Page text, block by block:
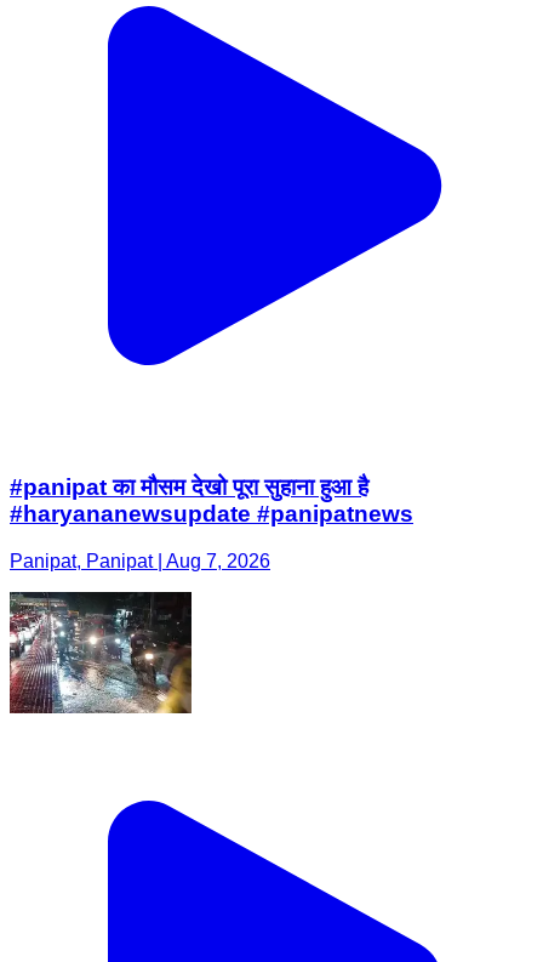
#panipat का मौसम देखो पूरा सुहाना हुआ है
#haryananewsupdate #panipatnews
Panipat, Panipat | Aug 7, 2026